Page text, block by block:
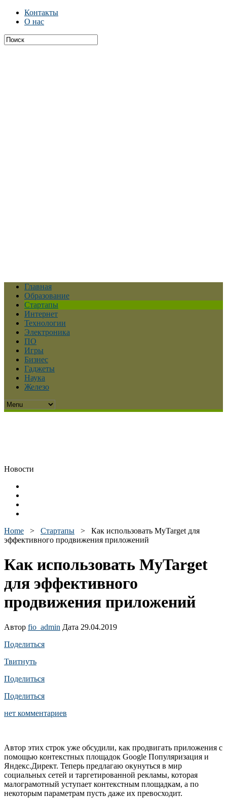
Контакты
О нас
Главная
Образование
Стартапы
Интернет
Технологии
Электроника
ПО
Игры
Бизнес
Гаджеты
Наука
Железо
Новости
Home > Стартапы > Как использовать MyTarget для
эффективного продвижения приложений
Как использовать MyTarget
для эффективного
продвижения приложений
Автор fio_admin Дата 29.04.2019
Поделиться
Твитнуть
Поделиться
Поделиться
нет комментариев
Автор этих строк уже обсудили, как продвигать приложения с
помощью контекстных площадок Google Популяризация и
Яндекс.Директ. Теперь предлагаю окунуться в мир
социальных сетей и таргетированной рекламы, которая
малограмотный уступает контекстным площадкам, а по
некоторым параметрам пусть даже их превосходит.